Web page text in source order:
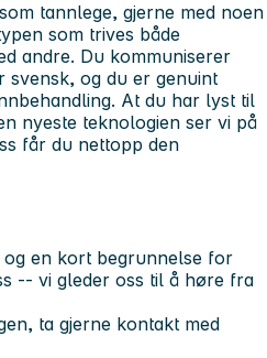
tannlege, gjerne med noen
som trives både
andre. Du kommuniserer
og du er genuint
At du har lyst til
nyeste teknologien ser vi på
får du nettopp den
en kort begrunnelse for
-- vi gleder oss til å høre fra
ta gjerne kontakt med